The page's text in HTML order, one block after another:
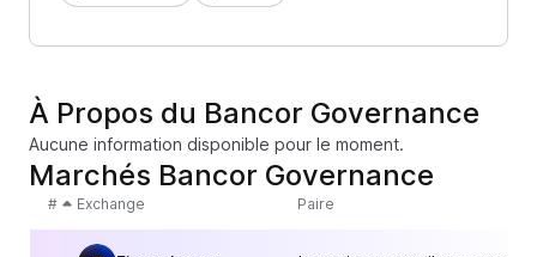
À Propos du Bancor Governance
Aucune information disponible pour le moment.
Marchés Bancor Governance
# Exchange Paire